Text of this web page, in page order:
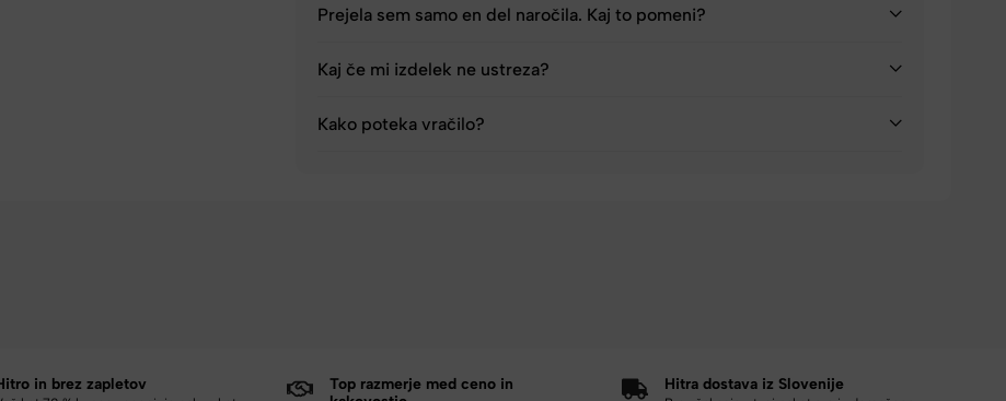
Prejela sem samo en del naročila. Kaj to pomeni?
Kaj če mi izdelek ne ustreza?
Kako poteka vračilo?
in brez zapletov
Top razmerje med ceno in
Hitra dostava iz Slovenije